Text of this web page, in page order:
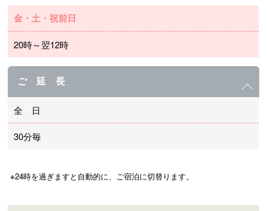
金・土・祝前日
20時～翌12時
ご 延 長
全 日
30分毎
※24時を過ぎますと自動的に、ご宿泊に切替ります。